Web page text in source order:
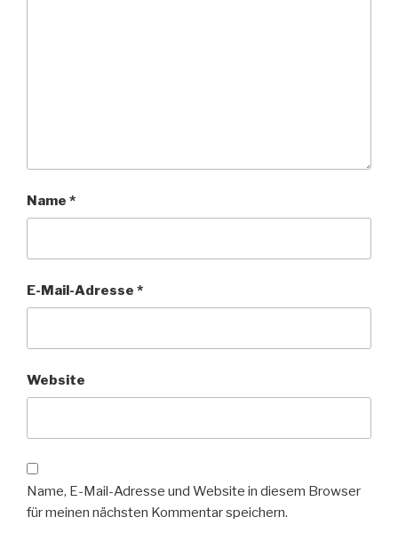
Name *
E-Mail-Adresse *
Website
Name, E-Mail-Adresse und Website in diesem Browser
für meinen nächsten Kommentar speichern.